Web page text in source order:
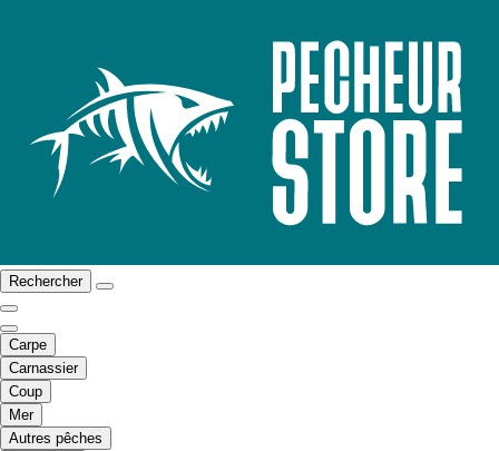
Rechercher
Carpe
Carnassier
Coup
Mer
Autres pêches